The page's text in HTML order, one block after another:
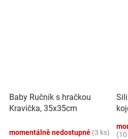
Baby Ručník s hračkou
Kravička, 35x35cm
momentálně nedostupné (3 ks)